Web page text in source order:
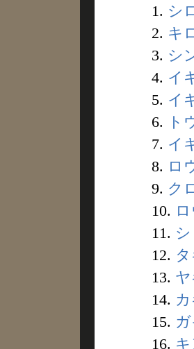
1. シ
2. キ
3. シ
4. イ
5. イ
6.
ト
7. イ
8. ロ
9. ク
10.
11.
12.
13.
14.
15.
16.